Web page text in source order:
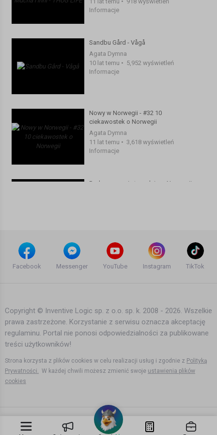
Informacje
Sandbu Gård - Vågå
Agata Dymna
10 lat temu • 5,952 wyświetleń
Informacje
Nowy w Norwegii - #32 10
ciekawostek o Norwegii
Agata Dymna
11 lat temu • 3,618 wyświetleń
Informacje
Podsumowanie tygodnia w Norwegii
Uchodźcy w Norwegii. Co rysują
dzieci uchodźców w obozach w
Mariusz Max Kolonko - Noże, burki i
turbany na lotniskach
Informacje
Bartek Karpowski
192 dni temu
Filmy instruktażowe
Facebook Messenger YouTube Instagram TikTok
Copyright © Inventive Logic sp. z o.o. sp. k. 2008 - 2026. Wszelkie
prawa zastrzeżone. Korzystanie z serwisu oznacza akceptację
regulaminu. Portal nie ponosi odpowiedzialności za publikowane
treści użytkowników!
Strona korzysta z plików cookies w celu realizacji usług i zgodnie z Polityką
Prywatności. W każdej chwili możesz zmienić swoje ustawienia plików
cookies